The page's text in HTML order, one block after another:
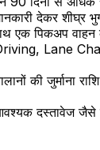
देकर शीघ्र
एक पिकअप
Lane
की
दस्तावेज जैसे